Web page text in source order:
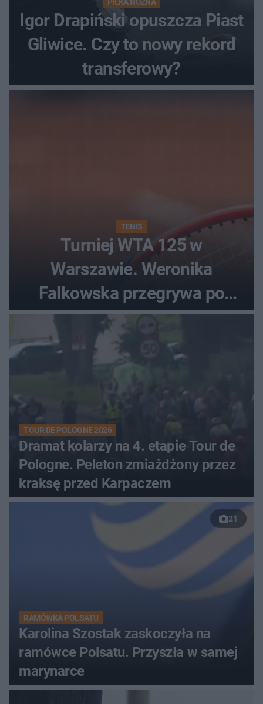
Igor Drapiński opuszcza Piast
Gliwice. Czy to nowy rekord
transferowy?
TENIS
Turniej WTA 125 w
Warszawie. Weronika
Falkowska przegrywa po
zaciętym boju
TOUR DE POLOGNE 2026
Dramat kolarzy na 4. etapie Tour de
Pologne. Peleton zmiażdżony przez
kraksę przed Karpaczem
21
RAMÓWKA POLSATU
Karolina Szostak zaskoczyła na
ramówce Polsatu. Przyszła w samej
marynarce